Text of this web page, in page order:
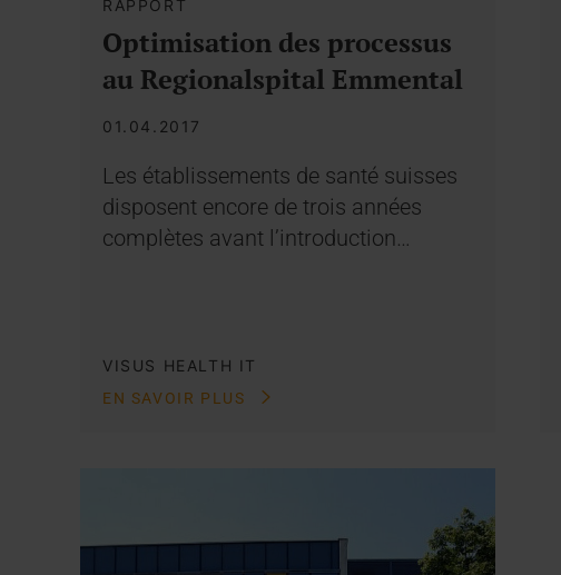
RAPPORT
Optimisation des processus
au Regionalspital Emmental
01.04.2017
Les établissements de santé suisses
disposent encore de trois années
complètes avant l’introduction…
VISUS HEALTH IT
EN SAVOIR PLUS